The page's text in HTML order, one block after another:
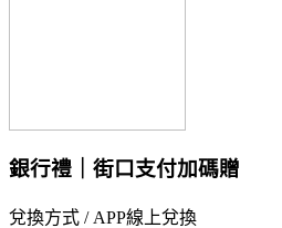
銀行禮｜街口支付加碼贈
兌換方式 / APP線上兌換